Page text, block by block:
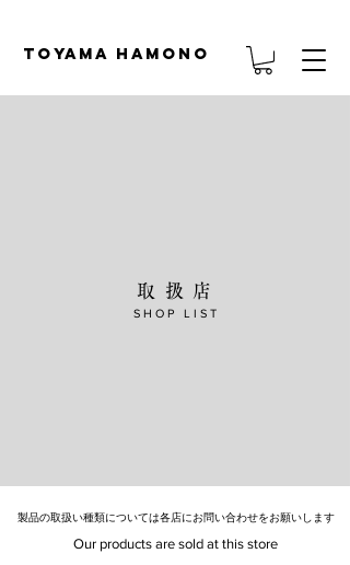
TOYAMA HAMONO
​取 扱 店
S H O P L I S T
​製品の取扱い種類については各店にお問い合わせをお願いします
Our products are sold at this store